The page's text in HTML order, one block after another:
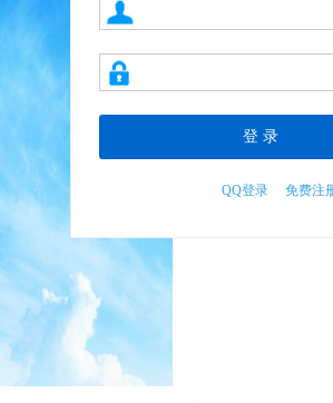
QQ登录 免费注